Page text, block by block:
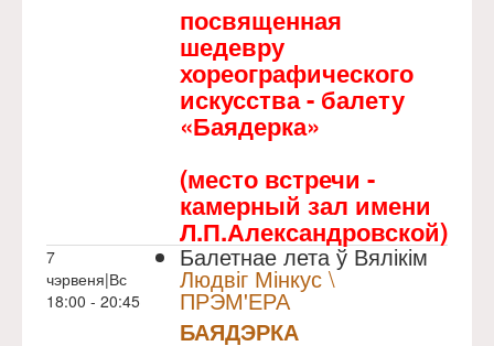
посвященная
шедевру
хореографического
искусства - балету
«Баядерка»
(место встречи -
камерный зал имени
Л.П.Александровской)
7
чэрвеня|Вс
18:00 - 20:45
Балетнае лета ў Вялікім
Людвіг Мінкус \
ПРЭМ'ЕРА
БАЯДЭРКА